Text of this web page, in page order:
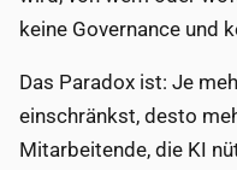
keine Governance und
Das Paradox ist: Je
einschränkst, desto
Mitarbeitende, die KI